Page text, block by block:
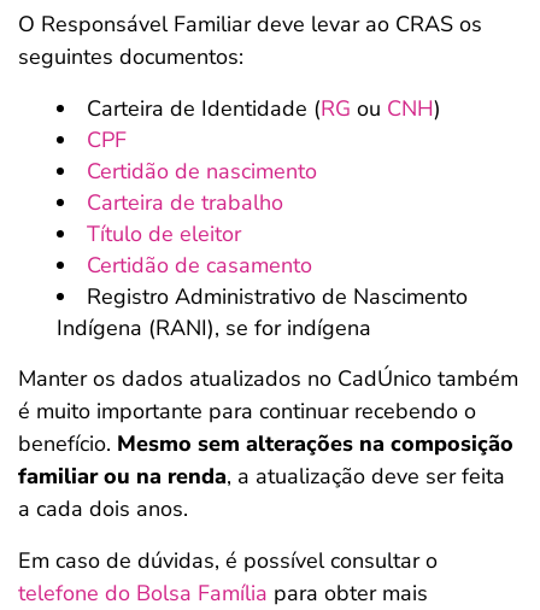
O Responsável Familiar deve levar ao CRAS os
seguintes documentos:
Carteira de Identidade (RG ou CNH)
CPF
Certidão de nascimento
Carteira de trabalho
Título de eleitor
Certidão de casamento
Registro Administrativo de Nascimento
Indígena (RANI), se for indígena
Manter os dados atualizados no CadÚnico também
é muito importante para continuar recebendo o
benefício. Mesmo sem alterações na composição
familiar ou na renda, a atualização deve ser feita
a cada dois anos.
Em caso de dúvidas, é possível consultar o
telefone do Bolsa Família para obter mais